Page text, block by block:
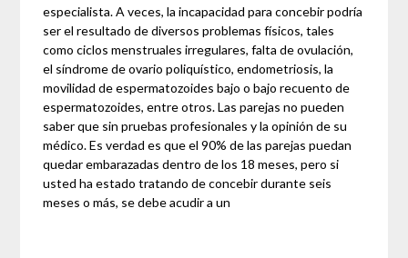
especialista. A veces, la incapacidad para concebir podría
ser el resultado de diversos problemas físicos, tales
como ciclos menstruales irregulares, falta de ovulación,
el síndrome de ovario poliquístico, endometriosis, la
movilidad de espermatozoides bajo o bajo recuento de
espermatozoides, entre otros. Las parejas no pueden
saber que sin pruebas profesionales y la opinión de su
médico. Es verdad es que el 90% de las parejas puedan
quedar embarazadas dentro de los 18 meses, pero si
usted ha estado tratando de concebir durante seis
meses o más, se debe acudir a un